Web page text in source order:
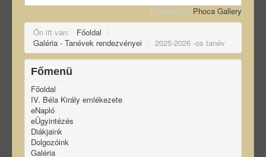
Powered by Phoca Gallery
Ön itt van:
Főoldal /
Galéria - Tanévek rendezvényei / 2025-2026 -os tanév
Főmenü
Főoldal
IV. Béla Király emlékezete
eNapló
eÜgyintézés
Diákjaink
Dolgozóink
Galéria